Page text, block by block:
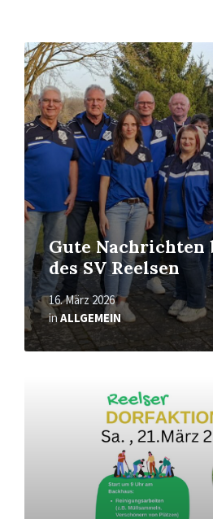
Gute Nachrichten
des SV Reelsen
16. März 2026
in ALLGEMEIN
Read
More